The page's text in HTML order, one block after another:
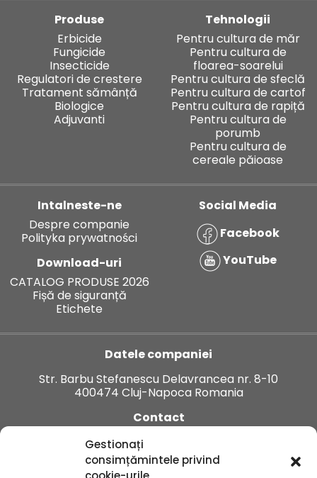
Gestionați
consimțămintele privind
Produse
Erbicide
Fungicide
Insecticide
Regulatori de crestere
Tratament sămânță
Biologice
Adjuvanti
Tehnologii
Pentru cultura de măr
Pentru cultura de
floarea-soarelui
Pentru cultura de sfeclă
Pentru cultura de cartof
Pentru cultura de rapiță
Pentru cultura de
porumb
Pentru cultura de
cereale păioase
Intalneste-ne
Despre companie
Polityka prywatności
Download-uri
CATALOG PRODUSE 2026
Fișă de siguranță
Etichete
Social Media
Facebook
YouTube
Datele companiei
Str. Barbu Stefanescu Delavrancea nr. 8-10
400474 Cluj-Napoca Romania
Contact
Tel:+40 374 912 123
E-mail:office.ro@innvigo.com